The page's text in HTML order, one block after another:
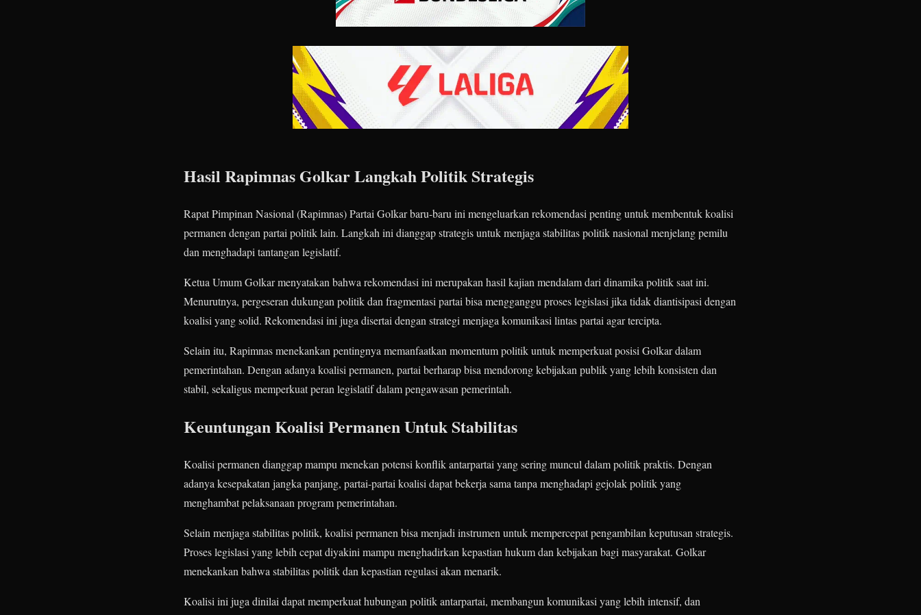
Hasil Rapimnas Golkar Langkah Politik Strategis
Rapat Pimpinan Nasional (Rapimnas) Partai Golkar baru-baru ini mengeluarkan rekomendasi penting untuk membentuk koalisi
permanen dengan partai politik lain. Langkah ini dianggap strategis untuk menjaga stabilitas politik nasional menjelang pemilu
dan menghadapi tantangan legislatif.
Ketua Umum Golkar menyatakan bahwa rekomendasi ini merupakan hasil kajian mendalam dari dinamika politik saat ini.
Menurutnya, pergeseran dukungan politik dan fragmentasi partai bisa mengganggu proses legislasi jika tidak diantisipasi dengan
koalisi yang solid. Rekomendasi ini juga disertai dengan strategi menjaga komunikasi lintas partai agar tercipta.
Selain itu, Rapimnas menekankan pentingnya memanfaatkan momentum politik untuk memperkuat posisi Golkar dalam
pemerintahan. Dengan adanya koalisi permanen, partai berharap bisa mendorong kebijakan publik yang lebih konsisten dan
stabil, sekaligus memperkuat peran legislatif dalam pengawasan pemerintah.
Keuntungan Koalisi Permanen Untuk Stabilitas
Koalisi permanen dianggap mampu menekan potensi konflik antarpartai yang sering muncul dalam politik praktis. Dengan
adanya kesepakatan jangka panjang, partai-partai koalisi dapat bekerja sama tanpa menghadapi gejolak politik yang
menghambat pelaksanaan program pemerintahan.
Selain menjaga stabilitas politik, koalisi permanen bisa menjadi instrumen untuk mempercepat pengambilan keputusan strategis.
Proses legislasi yang lebih cepat diyakini mampu menghadirkan kepastian hukum dan kebijakan bagi masyarakat. Golkar
menekankan bahwa stabilitas politik dan kepastian regulasi akan menarik.
Koalisi ini juga dinilai dapat memperkuat hubungan politik antarpartai, membangun komunikasi yang lebih intensif, dan